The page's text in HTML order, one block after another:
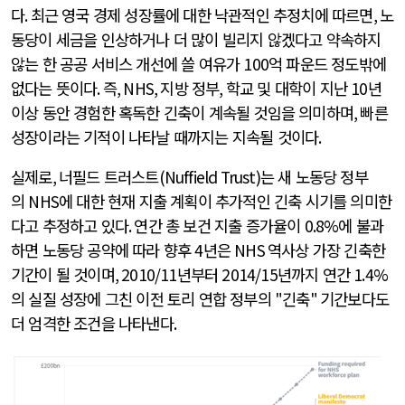
다.최근 영국 경제 성장률에 대한 낙관적인 추정치에 따르면,노
동당이 세금을 인상하거나 더 많이 빌리지 않겠다고 약속하지
않는 한 공공 서비스 개선에 쓸 여유가 100억 파운드 정도밖에
없다는 뜻이다.즉, NHS,지방 정부, 학교 및 대학이 지난 10년
이상 동안 경험한 혹독한 긴축이 계속될 것임을 의미하며,빠른
성장이라는 기적이 나타날 때까지는 지속될 것이다.
실제로,너필드 트러스트(Nuffield Trust)는 새 노동당 정부
의 NHS에 대한 현재 지출 계획이 추가적인 긴축 시기를 의미한
다고 추정하고 있다.연간 총 보건 지출 증가율이 0.8%에 불과
하면 노동당 공약에 따라 향후4년은 NHS역사상 가장 긴축한
기간이 될 것이며, 2010/11년부터 2014/15년까지 연간 1.4%
의 실질 성장에 그친 이전 토리 연합 정부의 "긴축" 기간보다도
더 엄격한 조건을 나타낸다.